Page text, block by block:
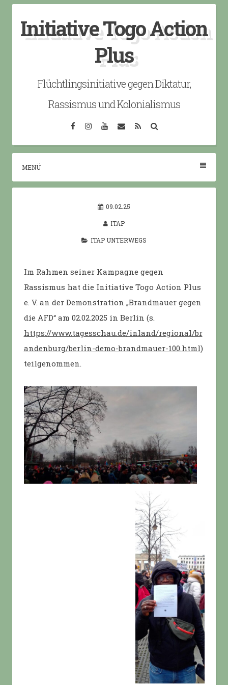
content
Initiative Togo Action
Plus
Flüchtlingsinitiative gegen Diktatur,
Rassismus und Kolonialismus
FacebookInstagramYouTube
EmailRSS
MENÜ
09.02.25
ITAP
ITAP UNTERWEGS
Im Rahmen seiner Kampagne gegen
Rassismus hat die Initiative Togo Action Plus
e. V. an der Demonstration „Brandmauer gegen
die AFD“ am 02.02.2025 in Berlin (s.
https://www.tagesschau.de/inland/regional/br
andenburg/berlin-demo-brandmauer-100.html)
teilgenommen.